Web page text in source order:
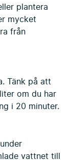
plantera
mycket
från
Tänk på att
om du har
i 20 minuter.
vattnet till